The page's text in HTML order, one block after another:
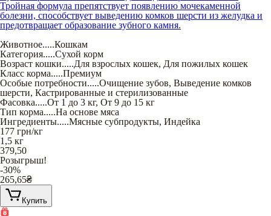
Тройная формула препятствует появлению мочекаменной
болезни, способствует выведению комков шерсти из желудка и
предотвращает образование зубного камня.
Животное.....Кошкам
Категория.....Сухой корм
Возраст кошки.....Для взрослых кошек, Для пожилых кошек
Класс корма.....Премиум
Особые потребности.....Очищение зубов, Выведение комков
шерсти, Кастрированные и стерилизованные
Фасовка.....От 1 до 3 кг, От 9 до 15 кг
Тип корма.....На основе мяса
Ингредиенты.....Мясные субпродукты, Индейка
177 грн/кг
1,5 кг
379,50
Розыгрыш!
-30%
265,65₴
Купить